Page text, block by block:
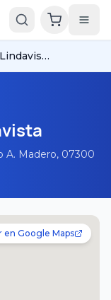
Centro A.C.uatico Lindavista
A. Madero, 07300
en Google Maps